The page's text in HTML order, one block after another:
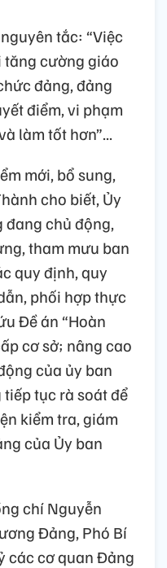
tắc: “Việc
tăng cường giáo
đảng, đảng
điểm, vi phạm
làm tốt hơn”...
mới, bổ sung,
cho biết, Ủy
đang chủ động,
tham mưu ban
quy định, quy
phối hợp thực
Đề án “Hoàn
cơ sở; nâng cao
của ủy ban
tục rà soát để
kiểm tra, giám
của Ủy ban
chí Nguyễn
Đảng, Phó Bí
các cơ quan Đảng